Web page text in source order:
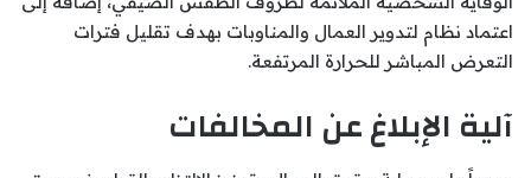
اعتماد نظام لتدوير العمال والمناوبات بهدف تقليل فترات
التعرض المباشر للحرارة المرتفعة.
آلية الإبلاغ عن المخالفات